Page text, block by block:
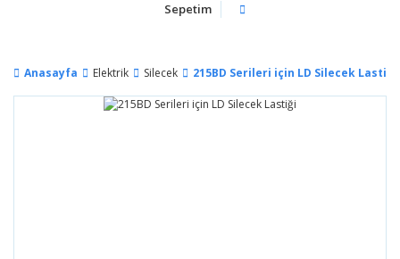
Sepetim
Anasayfa Elektrik Silecek 215BD Serileri için LD Silecek Lastiği